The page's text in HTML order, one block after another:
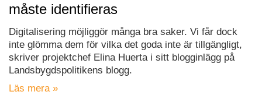
måste identifieras
Digitalisering möjliggör många bra saker. Vi får dock
inte glömma dem för vilka det goda inte är tillgängligt,
skriver projektchef Elina Huerta i sitt blogginlägg på
Landsbygdspolitikens blogg.
Läs mera »